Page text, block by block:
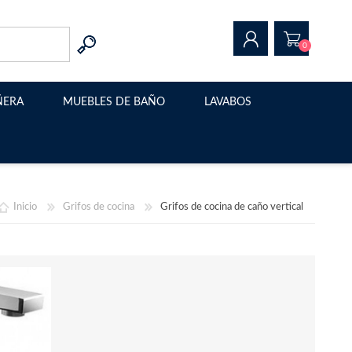
REGISTRAR
0
MUEBLES DE BAÑO
Muebles de baño con patas
LAVABOS
Inicio Grifos de cocina Grifos de cocina de caño vertical